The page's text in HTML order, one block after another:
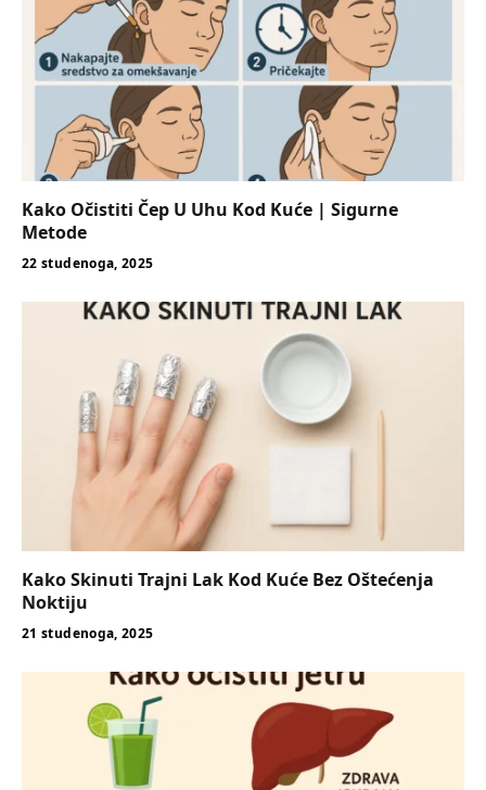
Kako Očistiti Čep U Uhu Kod Kuće | Sigurne
Metode
22 studenoga, 2025
Kako Skinuti Trajni Lak Kod Kuće Bez Oštećenja
Noktiju
21 studenoga, 2025